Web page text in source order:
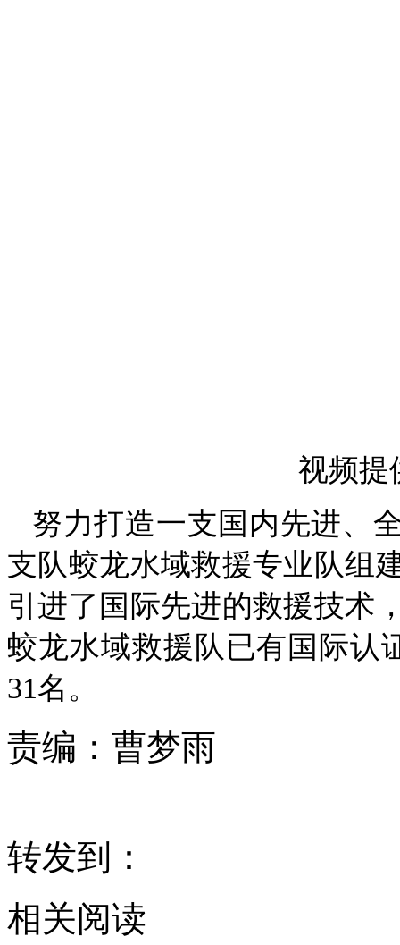
视频提
努力打造一支国内先进、
支队蛟龙水域救援专业队组
引进了国际先进的救援技术
蛟龙水域救援队已有国际认
31名。
责编： 曹梦雨
转发到：
相关阅读